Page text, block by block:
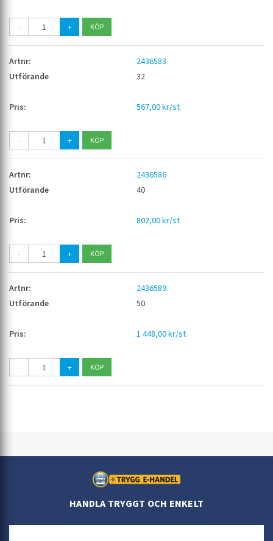
- +
2436583
32
567,00 kr/st
- +
2436586
40
802,00 kr/st
- +
2436589
50
1 448,00 kr/st
- +
HANDLA TRYGGT OCH ENKELT